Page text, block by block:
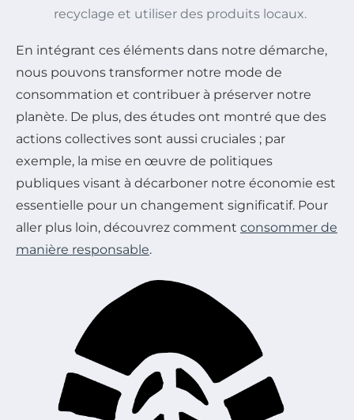
recyclage et utiliser des produits locaux.
En intégrant ces éléments dans notre démarche,
nous pouvons transformer notre mode de
consommation et contribuer à préserver notre
planète. De plus, des études ont montré que des
actions collectives sont aussi cruciales ; par
exemple, la mise en œuvre de politiques
publiques visant à décarboner notre économie est
essentielle pour un changement significatif. Pour
aller plus loin, découvrez comment consommer de
manière responsable.